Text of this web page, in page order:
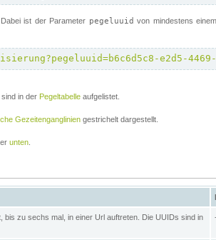
ist der Parameter pegeluuid von mindestens
e2d5-4469-
in der Pegeltabelle aufgelistet.
Gezeitenganglinien gestrichelt dargestellt.
unten
zu sechs mal, in einer Url auftreten. Die UUIDs sind in
-